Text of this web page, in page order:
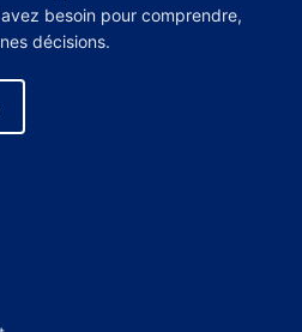
besoin pour comprendre,
décisions.